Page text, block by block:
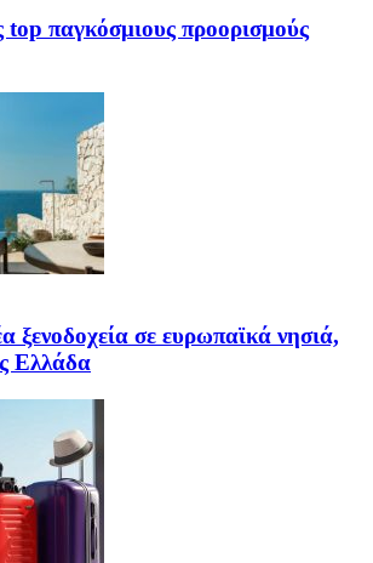
παγκόσμιους προορισμούς
ξενοδοχεία σε ευρωπαϊκά νησιά,
Ελλάδα